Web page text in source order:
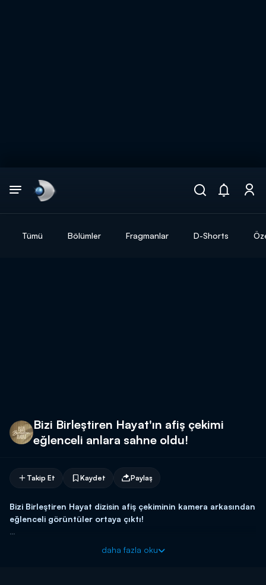
Tümü Bölümler Fragmanlar D-Shorts
Bizi Birleştiren Hayat'ın afiş çekimi
eğlenceli anlara sahne oldu!
Takip Et Kaydet Paylaş
Bizi Birleştiren Hayat dizisin afiş çekiminin kamera arkasından
eğlenceli görüntüler ortaya çıktı!
hafta içi her gün 11.00’de KanalD’de!
daha fazla oku